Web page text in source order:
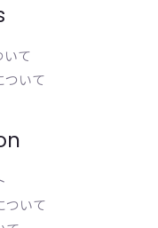
て
ついて
ついて